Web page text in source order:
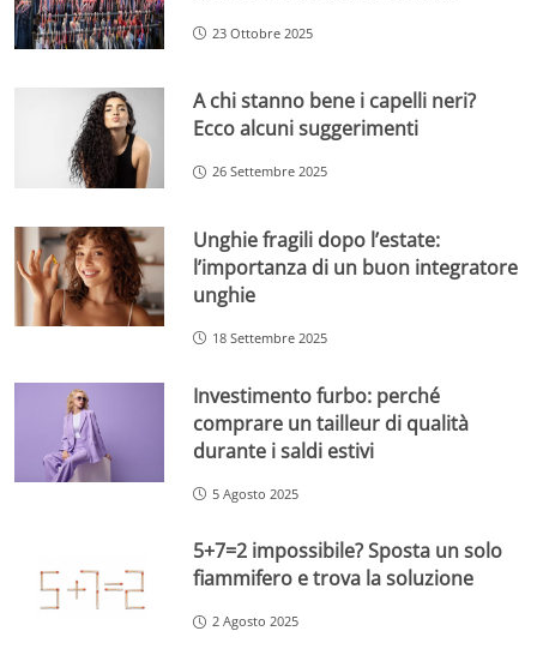
23 Ottobre 2025
A chi stanno bene i capelli neri?
Ecco alcuni suggerimenti
26 Settembre 2025
Unghie fragili dopo l’estate:
l’importanza di un buon integratore
unghie
18 Settembre 2025
Investimento furbo: perché
comprare un tailleur di qualità
durante i saldi estivi
5 Agosto 2025
5+7=2 impossibile? Sposta un solo
fiammifero e trova la soluzione
2 Agosto 2025